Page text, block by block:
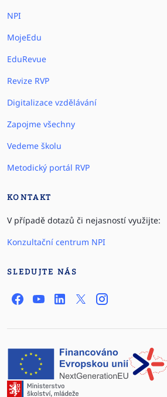
NPI
MojeEdu
EduRevue
Revize RVP
Digitalizace vzdělávání
Zapojme všechny
Vedeme školu
Metodický portál RVP
KONTAKT
V případě dotazů či nejasností využijte:
Konzultační centrum NPI
SLEDUJTE NÁS